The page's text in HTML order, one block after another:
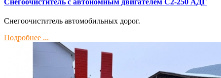
Снегоочиститель автомобильных дорог.
Подробнее ...